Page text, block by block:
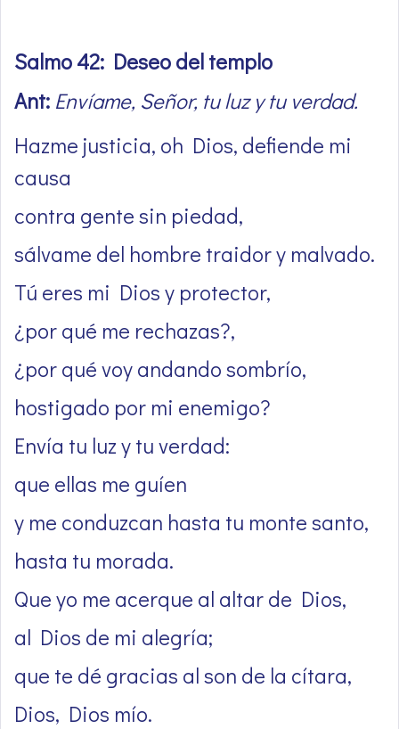
Salmo 42: Deseo del templo
Ant: Envíame, Señor, tu luz y tu verdad.
Hazme justicia, oh Dios, defiende mi
causa
contra gente sin piedad,
sálvame del hombre traidor y malvado.
Tú eres mi Dios y protector,
¿por qué me rechazas?,
¿por qué voy andando sombrío,
hostigado por mi enemigo?
Envía tu luz y tu verdad:
que ellas me guíen
y me conduzcan hasta tu monte santo,
hasta tu morada.
Que yo me acerque al altar de Dios,
al Dios de mi alegría;
que te dé gracias al son de la cítara,
Dios, Dios mío.